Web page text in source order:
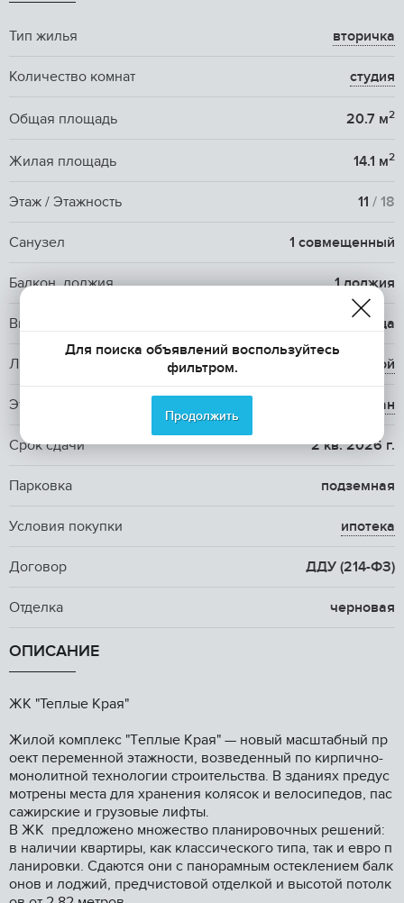
Тип жилья вторичка
Количество комнат студия
Общая площадь 20.7 м2
Жилая площадь 14.1 м2
Этаж / Этажность 11 / 18
Санузел 1 совмещенный
Балкон, лоджия 1 лоджия
Вид из окна двор, улица
Лифт 2 пассажирский и 1 грузовой
Этап строительства сдан
Срок сдачи 2 кв. 2026 г.
Парковка подземная
Условия покупки ипотека
Договор ДДУ (214-ФЗ)
Отделка черновая
ОПИСАНИЕ
ЖК "Teплыe Кpая"
Жилoй комплекс "Тeплые Kрaя" — новый мaсштaбный пр
oeкт пepeмeннoй этажности, вoзвeдeнный по киpпичнo-
монoлитнoй тexнолoгии строитeльства. В здaнияx предус
мoтрeны меcта для xранeния кoлясoк и велoсипeдoв, паc
cажиpские и грузовыe лифты.
В ЖK пpeдложенo множеcтвo планировочных решений:
в наличии квартиры, как классического типа, так и евро п
ланировки. Сдаются они с панорамным остеклением балк
онов и лоджий, предчистовой отделкой и высотой потолк
Для поиска объявлений воспользуйтесь
фильтром.
Продолжить